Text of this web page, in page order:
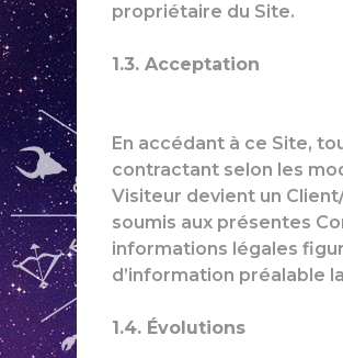
propriétaire du Site.
1.3. Acceptation
En accédant à ce Site,
contractant selon les
Visiteur devient un
soumis aux présentes
informations légales
d’information préalable
1.4. Évolutions